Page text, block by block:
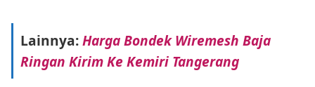
Lainnya:Harga Bondek Wiremesh Baja
Ringan Kirim Ke Kemiri Tangerang